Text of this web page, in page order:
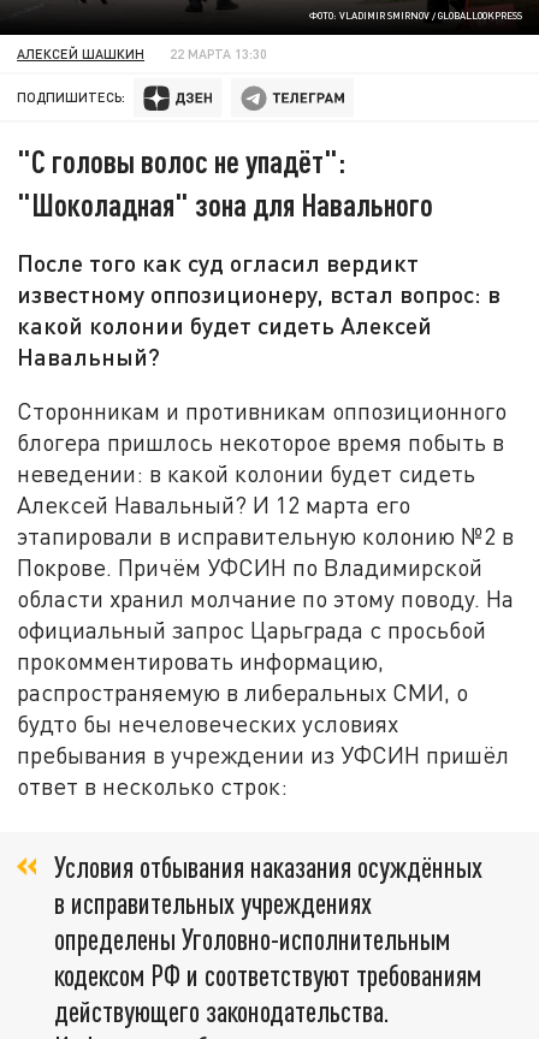
ФОТО: VLADIMIR SMIRNOV / GLOBALLOOKPRESS
АЛЕКСЕЙ ШАШКИН 22 МАРТА 13:30
ПОДПИШИТЕСЬ:
"С головы волос не упадёт":
"Шоколадная" зона для Навального
После того как суд огласил вердикт
известному оппозиционеру, встал вопрос: в
какой колонии будет сидеть Алексей
Навальный?
Сторонникам и противникам оппозиционного
блогера пришлось некоторое время побыть в
неведении: в какой колонии будет сидеть
Алексей Навальный? И 12 марта его
этапировали в исправительную колонию №2 в
Покрове. Причём УФСИН по Владимирской
области хранил молчание по этому поводу. На
официальный запрос Царьграда с просьбой
прокомментировать информацию,
распространяемую в либеральных СМИ, о
будто бы нечеловеческих условиях
пребывания в учреждении из УФСИН пришёл
ответ в несколько строк:
Условия отбывания наказания осуждённых
в исправительных учреждениях
определены Уголовно-исполнительным
кодексом РФ и соответствуют требованиям
действующего законодательства.